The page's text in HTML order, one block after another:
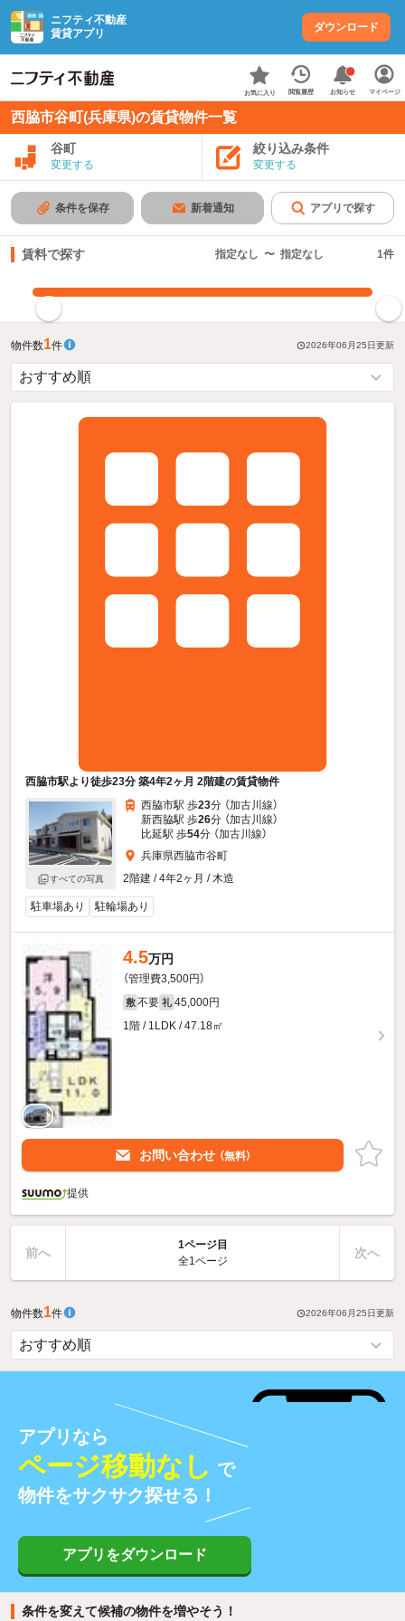
ニフティ不動産
賃貸アプリ
ダウンロード
お気に入り 閲覧履歴 お知らせ マイページ
西脇市谷町(兵庫県)の賃貸物件一覧
谷町
変更する
絞り込み条件
変更する
条件を保存 新着通知 アプリで探す
賃料で探す 指定なし 〜 指定なし 1件
物件数1件 2026年06月25日更新
西脇市駅より徒歩23分 築4年2ヶ月 2階建の賃貸物件
すべての写真
西脇市駅 歩23分 （加古川線）
新西脇駅 歩26分 （加古川線）
比延駅 歩54分 （加古川線）
兵庫県西脇市谷町
2階建 / 4年2ヶ月 / 木造
駐車場あり 駐輪場あり
4.5万円
（管理費3,500円）
敷 不要 礼 45,000円
1階 / 1LDK / 47.18㎡
お問い合わせ （無料）
提供
前へ
1ページ目
全1ページ
次へ
物件数1件 2026年06月25日更新
アプリなら
ページ移動なし で
物件をサクサク探せる！
アプリをダウンロード
条件を変えて候補の物件を増やそう！